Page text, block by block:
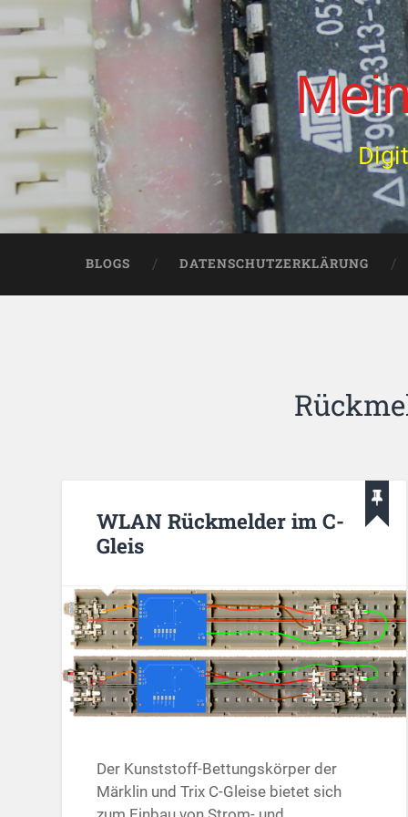
BLOGS DATENSCHUTZERKLÄRUNG
WLAN Rückmelder im C-
Gleis
Der Kunststoff-Bettungskörper der
Märklin und Trix C-Gleise bietet sich